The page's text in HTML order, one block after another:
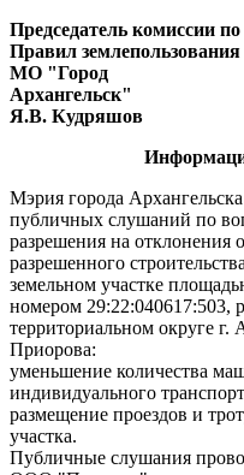
Председатель комиссии
Правил землепользования
МО "Город
Архангельск"
Я.В. Кудряшов
Мэрия города
публичных слушаний по
разрешения на отклонения
разрешенного
земельном участке
номером 29:22:040617:503,
территориальном округе г.
Приорова:
уменьшение количества
индивидуального
размещение проездов и
участка.
Публичные слушания